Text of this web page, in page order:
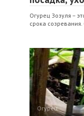
Огурец Зозуля –
срока
Огурец